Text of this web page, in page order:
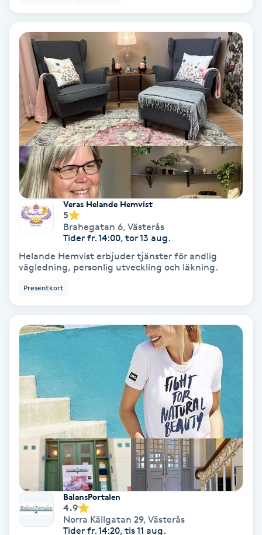
Gruppträning
Gua Sha-massage
Hatha Yoga
Headspa
Healing
Herrklippning
HIFU
Hollywood Peel
Hot yoga
Hudföryngring
Huduppstramning
Hudvård
Hyaluronsyra
Hyperhidros
Veras Helande Hemvist
5
Brahegatan 6, Västerås
Tider fr. 14:00, tor 13 aug.
Helande Hemvist erbjuder tjänster för andlig
vägledning, personlig utveckling och läkning.
Presentkort
BalansPortalen
4.9
Norra Källgatan 29, Västerås
Tider fr. 14:20, tis 11 aug.